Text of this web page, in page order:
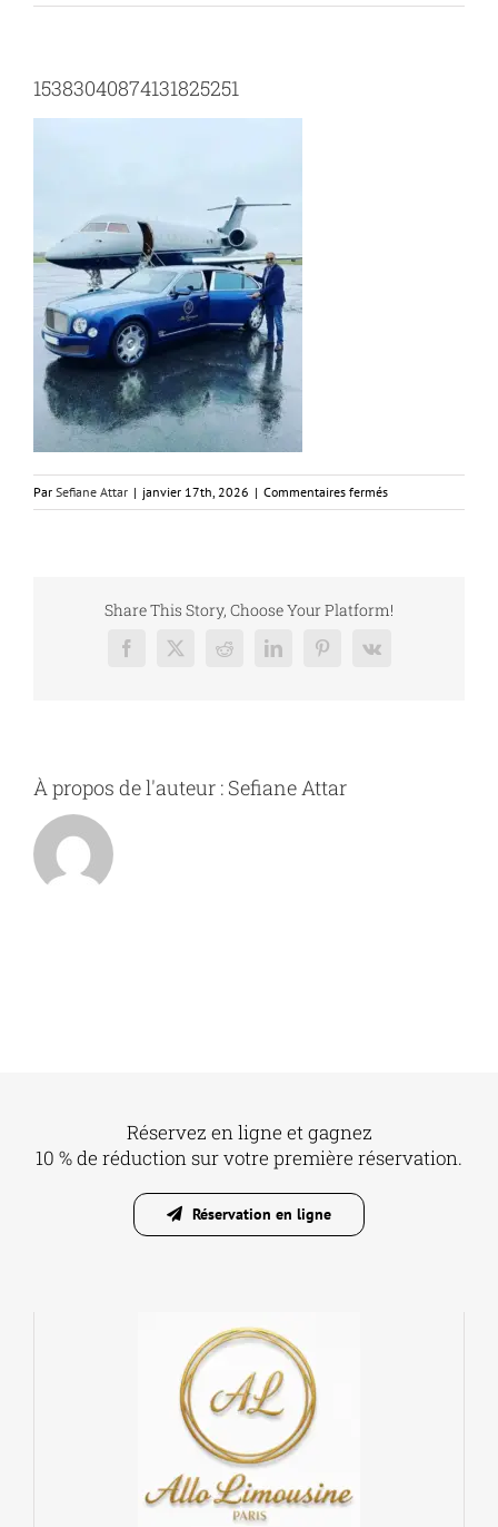
15383040874131825251
Par Sefiane Attar | janvier 17th, 2026 | Commentaires ferméssur
Share This Story, Choose Your Platform!
Facebook
X RedditLinkedInPinterest
Vk
À propos de l'auteur : Sefiane Attar
Réservez en ligne et gagnez
10 % de réduction sur votre première réservation.
Réservation en ligne